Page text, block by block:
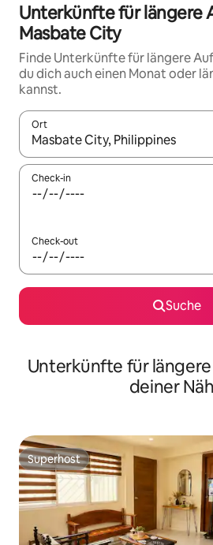
Unterkünfte für längere
Masbate City
Finde Unterkünfte für längere
du dich auch einen Monat oder
kannst.
Ort
Wenn Ergebnisse verfügbar sind,
Check-in
Check-out
Suche
Unterkünfte für
deiner
Superhost
Superhost